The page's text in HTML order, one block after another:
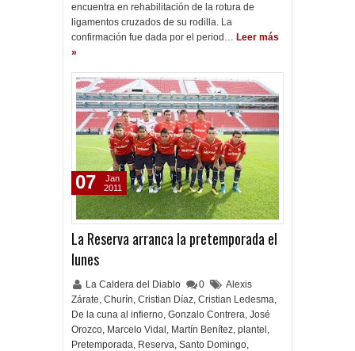
encuentra en rehabilitación de la rotura de
ligamentos cruzados de su rodilla. La
confirmación fue dada por el period… Leer más
»
La Reserva arranca la pretemporada el
lunes
La Caldera del Diablo 0
Alexis
Zárate, Churín, Cristian Díaz, Cristian Ledesma,
De la cuna al infierno, Gonzalo Contrera, José
Orozco, Marcelo Vidal , Martín Benítez, plantel ,
Pretemporada, Reserva, Santo Domingo,
07
Jan
2011